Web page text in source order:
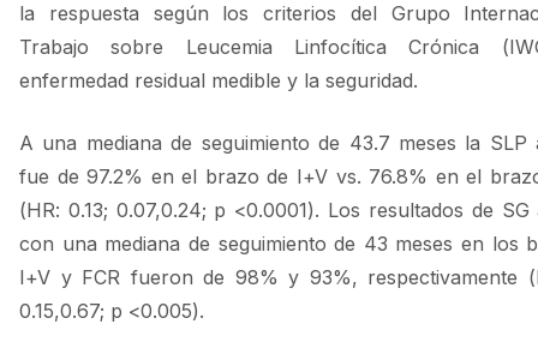
la respuesta según los criterios del Grupo
Trabajo sobre Leucemia Linfocítica Crónica
enfermedad residual medible y la seguridad.
A una mediana de seguimiento de 43.7 meses la SLP
fue de 97.2% en el brazo de I+V vs. 76.8% en el
(HR: 0.13; 0.07,0.24; p <0.0001). Los resultados de
con una mediana de seguimiento de 43 meses en los
I+V y FCR fueron de 98% y 93%, respectivamente
0.15,0.67; p <0.005).